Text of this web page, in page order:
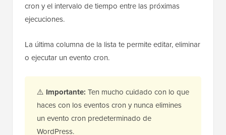
cron y el intervalo de tiempo entre las próximas
ejecuciones.
La última columna de la lista te permite editar, eliminar
o ejecutar un evento cron.
⚠️ Importante: Ten mucho cuidado con lo que
haces con los eventos cron y nunca elimines
un evento cron predeterminado de
WordPress.